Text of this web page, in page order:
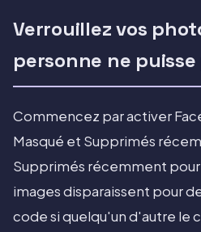
Verrouillez vos
personne ne
Commencez par activer
Masqué et Supprimés
Supprimés récemment pour
images disparaissent pour
code si quelqu'un d'autre le